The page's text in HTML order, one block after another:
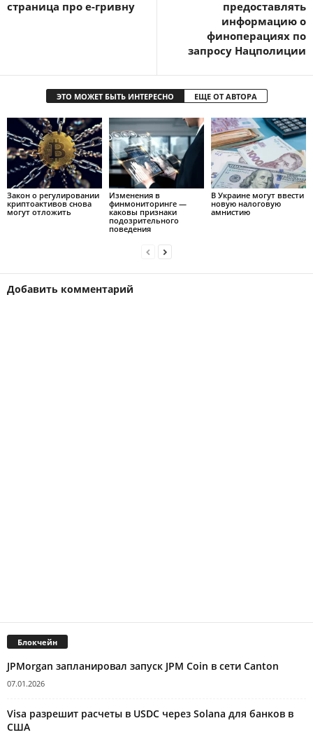
страница про е-гривну
предоставлять
информацию о
финоперациях по
запросу Нацполиции
ЭТО МОЖЕТ БЫТЬ ИНТЕРЕСНО ЕЩЕ ОТ АВТОРА
Закон о регулировании
криптоактивов снова
могут отложить
Изменения в
финмониторинге —
каковы признаки
подозрительного
поведения
В Украине могут ввести
новую налоговую
амнистию
Добавить комментарий
Блокчейн
JPMorgan запланировал запуск JPM Coin в сети Canton
07.01.2026
Visa разрешит расчеты в USDC через Solana для банков в
США